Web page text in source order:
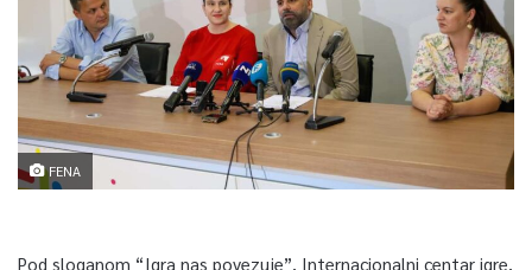
FENA
Pod sloganom “Igra nas povezuje”, Internacionalni centar igre,